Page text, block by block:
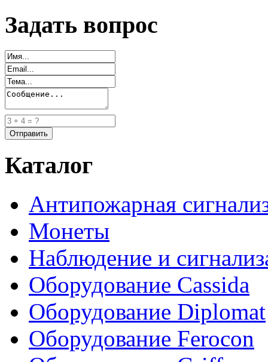
Задать вопрос
Каталог
Антипожарная
Монеты
Наблюдение и
Оборудование Cassida
Оборудование Diplomat
Оборудование Ferocon